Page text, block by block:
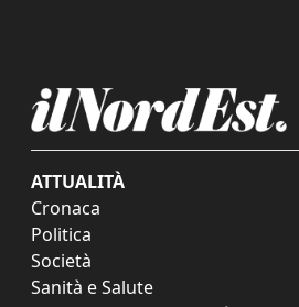
ATTUALITÀ
Cronaca
Politica
Società
Sanità e Salute